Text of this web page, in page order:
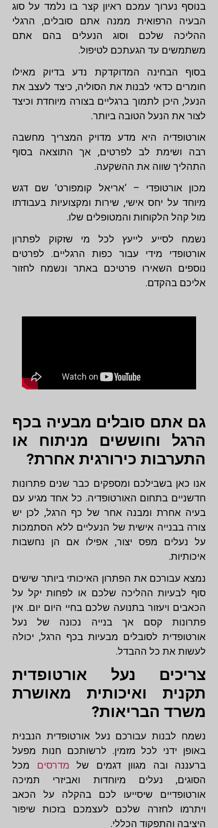
בנוסף נערוך עמכם ראיון קצר בו נלמד על סוג
הבעיה הרפואית ממנה אתם סובלים, הרגלי
ההליכה שלכם וסוג הנעלים בהם אתם
משתמשים עד הגעתכם לטיפול.
בסוף הבחינה המדוקדקת נדע בדיוק מאילו
חומרים כדאי לבנות את הסוליה, כיצד לעצב את
הנעל, היכן לתמוך ברגליים בצורה מיוחדת וכיצד
לצור את הנעל הטובה ביותר.
אורטופדיה היא מדע מדויק המצריך מחשבה
רבה ושימת לב לפרטים, אך התוצאה בסוף
התהליך שווה את ההשקעה.
מכון אורטופדי – ‘אריאל קומפורט’ שם דגש
מיוחד על יחס אישי, שירות ומקצועיות בעבודתו
מול קהל הלקוחות והמטופלים שלו.
נשמח לסייע לייעץ לכל מי שזקוק לפתרון
אורטופדי מידי עבור כפות הרגליים. לפרטים
נוספים השאירו פרטיכם באתר ונשמח לחזור
אליכם בהקדם.
גם אתם סובלים מבעיה בכף
הרגל וחוששים מניתוח או
התערבות כירורגית אחרת?
אנו כאן בשבילכם ומספקים כבר שנים פתרונות
חדשניים בתחום האורטופדיה. כל אחד מגיע עם
בעיה אחרת ומבנה אחר של כף הרגל, לכן יש
צורה בבנייה אישית של הנעליים ללא הסתמכות
על נעלים מפס יצור, אפילו אם הן נחשבות
איכותיות.
נמצא עבורכם את הפתרון האיכותי ביותר שישים
סוף לבעיות ההליכה שלכם או לפחות יקל על
הכאבים ויעזור בתנועה שלכם בחיי היום יום. אין
פתרונות קסם אך בנייה נכונה של נעל
אורטופדית לסובלים מבעיות בכף הרגל, יכולה
לעשות את כל ההבדל.
צריכים נעל אורטופדית
תקנית ואיכותית מאושרת
משרד הבריאות?
נשמח לבנות עבורכם נעל אורטופדית הנבנית
באופן ידני לכל מזמין. לרשותכם חנות מפעל
ברעננה ובה מגוון דגמים של מדרסים מכל
הסוגים, נעלים מיוחדות ואביזרי תמיכה
אורטופדיים שיסייעו לכם בהקלה על הכאב
ויתרמו לחזרה שלכם לעצמכם בזכות שיפור
היציבה והתפקוד הכללי.